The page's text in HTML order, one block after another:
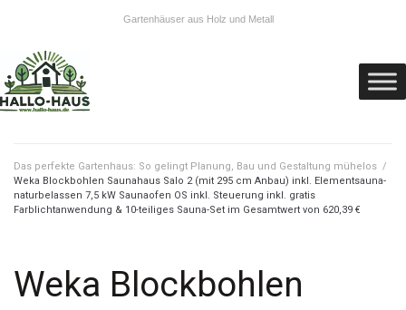
Gartenhäuser aus Holz und Metall
Das perfekte Gartenhaus: So gelingt Planung, Bau und Gestaltung mühelos /
Weka Blockbohlen Saunahaus Salo 2 (mit 295 cm Anbau) inkl. Elementsauna-
naturbelassen 7,5 kW Saunaofen OS inkl. Steuerung inkl. gratis
Farblichtanwendung & 10-teiliges Sauna-Set im Gesamtwert von 620,39 €
Weka Blockbohlen